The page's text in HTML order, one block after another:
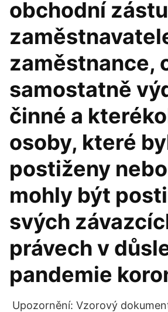
obchodní
zaměstnance,
samostatně
činné a
osoby, které
postiženy
mohly být
svých
právech v
pandemie
Upozornění: Vzorový